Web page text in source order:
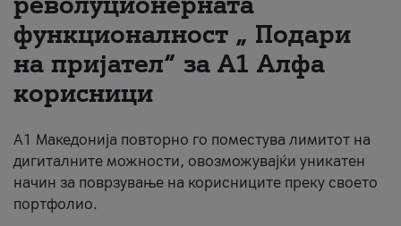
За нас
#ПодобарОнлајн
функционалност „ Подари
на пријател“ за А1 Алфа
корисници
А1 Македонија повторно го поместува лимитот на
дигиталните можности, овозможувајќи уникатен
начин за поврзување на корисниците преку своето
портфолио.